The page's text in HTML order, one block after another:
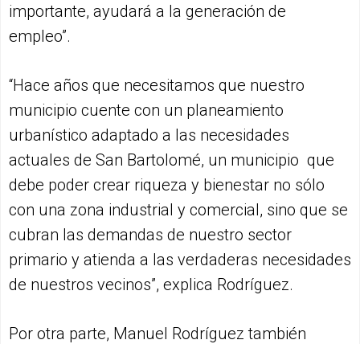
importante, ayudará a la generación de
empleo”.
“Hace años que necesitamos que nuestro
municipio cuente con un planeamiento
urbanístico adaptado a las necesidades
actuales de San Bartolomé, un municipio que
debe poder crear riqueza y bienestar no sólo
con una zona industrial y comercial, sino que se
cubran las demandas de nuestro sector
primario y atienda a las verdaderas necesidades
de nuestros vecinos”, explica Rodríguez.
Por otra parte, Manuel Rodríguez también